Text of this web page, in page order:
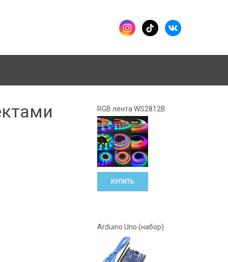
RGB лента WS2812B
КУПИТЬ
Arduino Uno (набор)